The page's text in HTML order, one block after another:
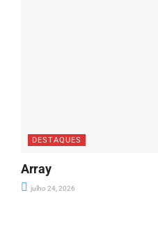
DESTAQUES
Array
julho 24, 2026